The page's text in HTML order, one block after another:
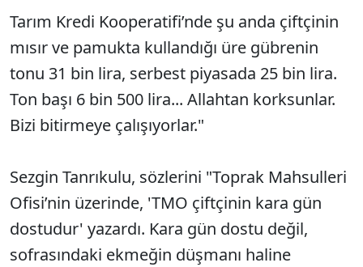
Tarım Kredi Kooperatifi’nde şu anda çiftçinin
mısır ve pamukta kullandığı üre gübrenin
tonu 31 bin lira, serbest piyasada 25 bin lira.
Ton başı 6 bin 500 lira... Allahtan korksunlar.
Bizi bitirmeye çalışıyorlar."
Sezgin Tanrıkulu, sözlerini "Toprak Mahsulleri
Ofisi’nin üzerinde, 'TMO çiftçinin kara gün
dostudur' yazardı. Kara gün dostu değil,
sofrasındaki ekmeğin düşmanı haline